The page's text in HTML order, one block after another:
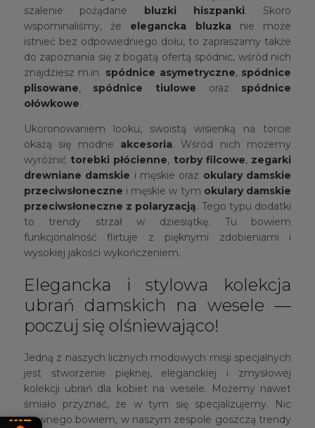
szalenie pożądane
bluzki hiszpanki. Skoro
wspominaliśmy, że elegancka bluzka nie może
istnieć bez odpowiedniego dołu, to zapraszamy także
do zapoznania się z bogatą ofertą spódnic, wśród nich
znajdziesz m.in. spódnice asymetryczne, spódnice
plisowane, spódnice tiulowe oraz spódnice
ołówkowe.
Ukoronowaniem looku, swoistą wisienką na torcie
okażą się modne akcesoria. Wśród nich możemy
wyróżnić torebki płócienne, torby filcowe, zegarki
drewniane damskie i męskie oraz okulary damskie
przeciwsłoneczne i męskie w tym okulary damskie
przeciwsłoneczne z polaryzacją. Tego typu dodatki
to trendy strzał w dziesiątkę. Tu bowiem
funkcjonalność flirtuje z pięknymi zdobieniami i
wysokiej jakości wykończeniem.
Elegancka i stylowa kolekcja
ubrań damskich na wesele —
poczuj się olśniewająco!
Jedną z naszych licznych modowych misji specjalnych
jest stworzenie pięknej, eleganckiej i zmysłowej
kolekcji ubrań dla kobiet na wesele. Możemy nawet
śmiało przyznać, że w tym się specjalizujemy. Nic
dziwnego bowiem, w naszym zespole goszczą trendy